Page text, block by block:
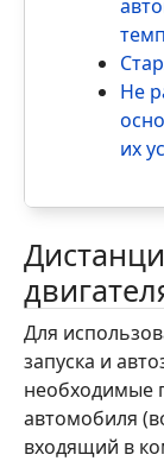
Не
их
Для
запуска и
необходимые
автомобиля
входящий в